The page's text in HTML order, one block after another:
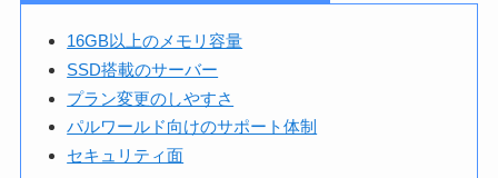
16GB以上のメモリ容量
SSD搭載のサーバー
プラン変更のしやすさ
パルワールド向けのサポート体制
セキュリティ面